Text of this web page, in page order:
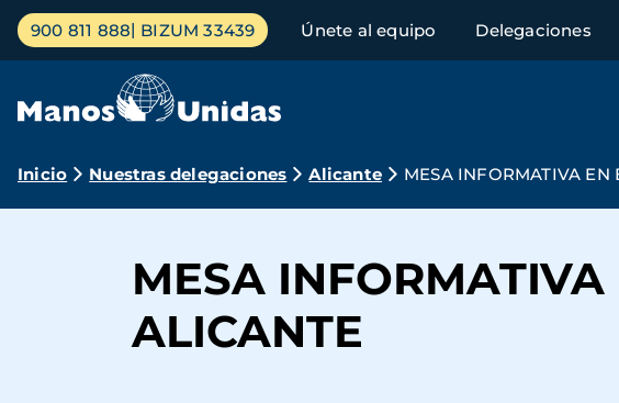
Pasar
contenido
Menú
principal
900 811 888 BIZUM 33439 Únete al equipo Delegaciones
Ruta
navegación
Inicio Nuestras delegaciones Alicante MESA INFORMATIVA EN
MESA INFORMATIVA
ALICANTE